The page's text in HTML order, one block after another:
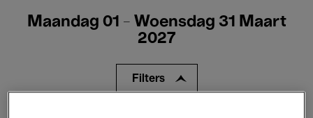
Maandag 01 - Woensdag 31 Maart
2027
Filters